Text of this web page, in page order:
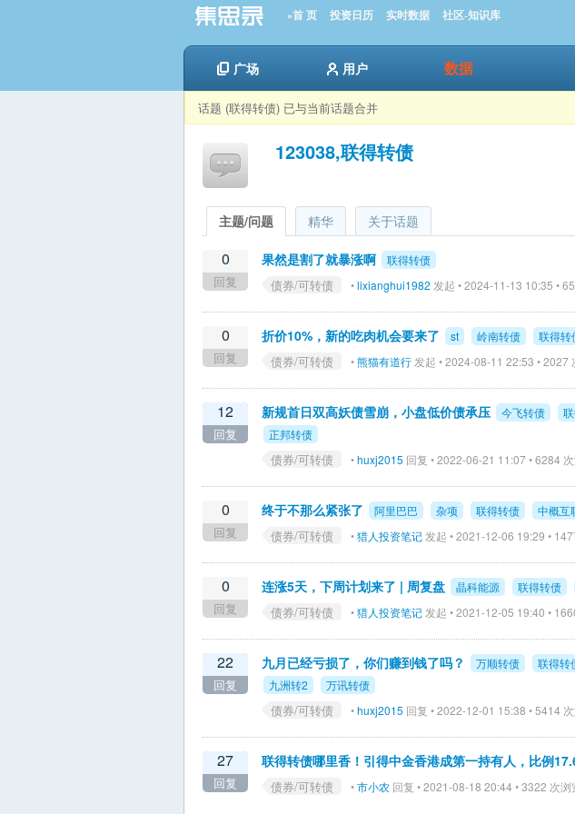
»首 页 投资日历 实时数据 社区-知识库
广场 用户 数据
话题 (联得转债) 已与当前话题合并
123038,联得转债
主题/问题 精华 关于话题
0
回复
果然是割了就暴涨啊
联得转债
债券/可转债 •lixianghui1982 发起 • 2024-11-13 10:35 •
0
回复
折价10%，新的吃肉机会要来了 st 岭南转债 联得转
债券/可转债 •熊猫有道行 发起 • 2024-08-11 22:53 • 2027
12
回复
新规首日双高妖债雪崩，小盘低价债承压 今飞转债
正邦转债
债券/可转债 •huxj2015 回复 • 2022-06-21 11:07 • 6284
0
回复
终于不那么紧张了 阿里巴巴 杂项 联得转债
中概互
债券/可转债 •猎人投资笔记 发起 • 2021-12-06 19:29 •
0
回复
连涨5天，下周计划来了 | 周复盘 晶科能源 联得转债
债券/可转债 •猎人投资笔记 发起 • 2021-12-05 19:40 •
22
回复
九月已经亏损了，你们赚到钱了吗？ 万顺转债 联得转
九洲转2
万讯转债
债券/可转债 •huxj2015 回复 • 2022-12-01 15:38 • 5414
27
回复
联得转债哪里香！引得中金香港成第一持有人，比例
债券/可转债 •市小农 回复 • 2021-08-18 20:44 • 3322 次浏